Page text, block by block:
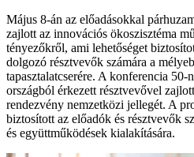
Május 8-án az előadásokkal
zajlott az innovációs ökoszisztéma
tényezőkről, ami lehetőséget
dolgozó résztvevők számára a
tapasztalatcserére. A konferencia
országból érkezett résztvevővel
rendezvény nemzetközi jellegét. A
biztosított az előadók és résztvevők
és együttműködések kialakítására.